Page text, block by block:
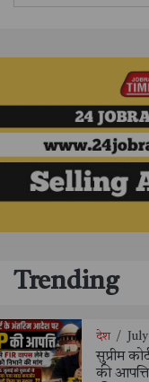
Trending
देश /
सुप्रीम
की